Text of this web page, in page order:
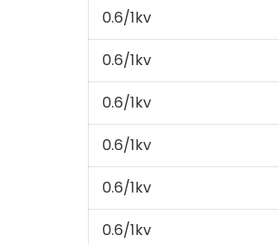
0.6/1kv
0.6/1kv
0.6/1kv
0.6/1kv
0.6/1kv
0.6/1kv